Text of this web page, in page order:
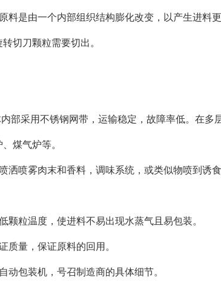
料是由一个内部组织结构膨化改变，以产生进料
切刀颗粒需要切出。
部采用不锈钢网带，运输稳定，故障率低。在多
煤气炉等。
洒喷雾肉末和香料，调味系统，或类似物喷到诱
粒温度，使进料不易出现水蒸气且易包装。
质量，保证原料的回用。
动包装机，号召制造商的具体细节。